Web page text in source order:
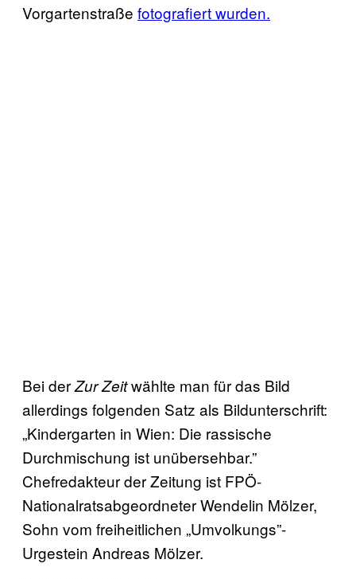
Vorgartenstraße fotografiert wurden.
Bei derZur Zeitwählte man für das Bild
allerdings folgenden Satz als Bildunterschrift:
„Kindergarten in Wien: Die rassische
Durchmischung ist unübersehbar.”
Chefredakteur der Zeitung ist FPÖ-
Nationalratsabgeordneter Wendelin Mölzer,
Sohn vom freiheitlichen „Umvolkungs”-
Urgestein Andreas Mölzer.